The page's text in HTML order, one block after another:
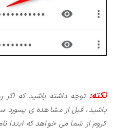
نکته: توجه داشته باشید که اگر
باشید، قبل از مشاهده ی پسورد
کروم از شما می خواهد که ابتدا